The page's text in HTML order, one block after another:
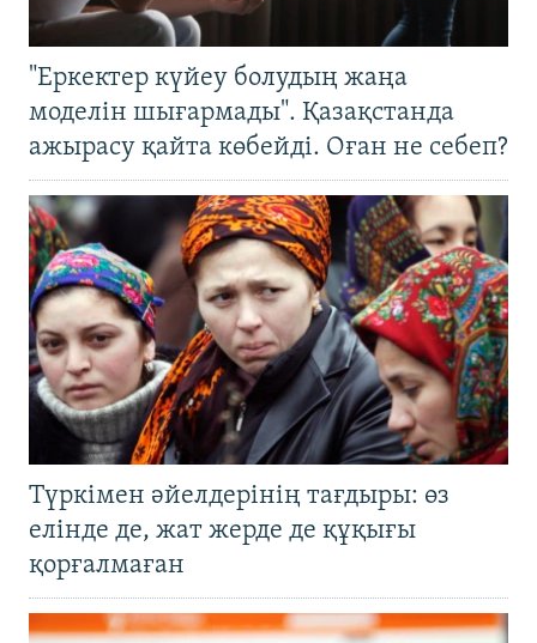
"Еркектер күйеу болудың жаңа
моделін шығармады". Қазақстанда
ажырасу қайта көбейді. Оған не себеп?
Түркімен әйелдерінің тағдыры: өз
елінде де, жат жерде де құқығы
қорғалмаған